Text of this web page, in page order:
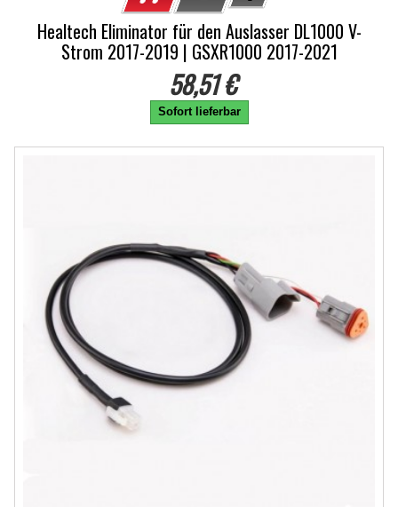
Healtech Eliminator für den Auslasser DL1000 V-
Strom 2017-2019 | GSXR1000 2017-2021
58,51 €
Sofort lieferbar